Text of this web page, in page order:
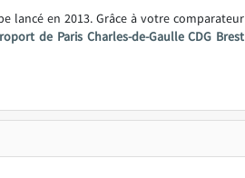
lancé en 2013. Grâce à votre comparateur
de Paris Charles-de-Gaulle CDG Brest